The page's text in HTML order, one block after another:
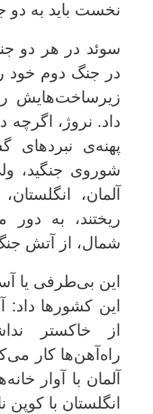
نخست باید به دو
سوئد در هر دو
در جنگ دوم خود را
زیرساخت‌هایش را
داد. نروژ، اگرچه
پهنه‌ی نبردهای
شوروی جنگید، ولی
آلمان،
ریختند، به دور
شمال، از آتش جنگ
این بی‌طرفی یا
این کشورها داد:
از خاکستر
راه‌آهن‌ها کار
آلمان با آوار
انگلستان با کوپن